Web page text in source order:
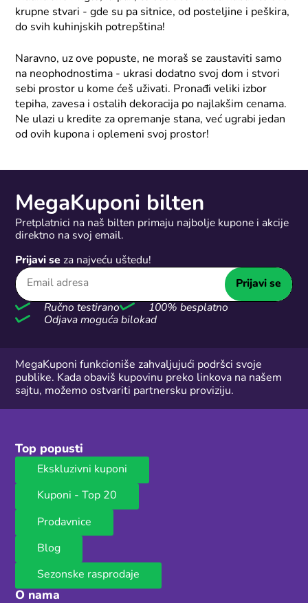
krupne stvari - gde su pa sitnice, od posteljine i peškira,
do svih kuhinjskih potrepština!
Naravno, uz ove popuste, ne moraš se zaustaviti samo
na neophodnostima - ukrasi dodatno svoj dom i stvori
sebi prostor u kome ćeš uživati. Pronađi veliki izbor
tepiha, zavesa i ostalih dekoracija po najlakšim cenama.
Ne ulazi u kredite za opremanje stana, već ugrabi jedan
od ovih kupona i oplemeni svoj prostor!
MegaKuponi bilten
Pretplatnici na naš bilten primaju najbolje kupone i akcije
direktno na svoj email.
Prijavi se za najveću uštedu!
Prijavi se
Ručno testirano
100% besplatno
Odjava moguća bilokad
MegaKuponi funkcioniše zahvaljujući podršci svoje
publike. Kada obaviš kupovinu preko linkova na našem
sajtu, možemo ostvariti partnersku proviziju.
Top popusti
Ekskluzivni kuponi
Kuponi - Top 20
Prodavnice
Blog
Sezonske rasprodaje
O nama